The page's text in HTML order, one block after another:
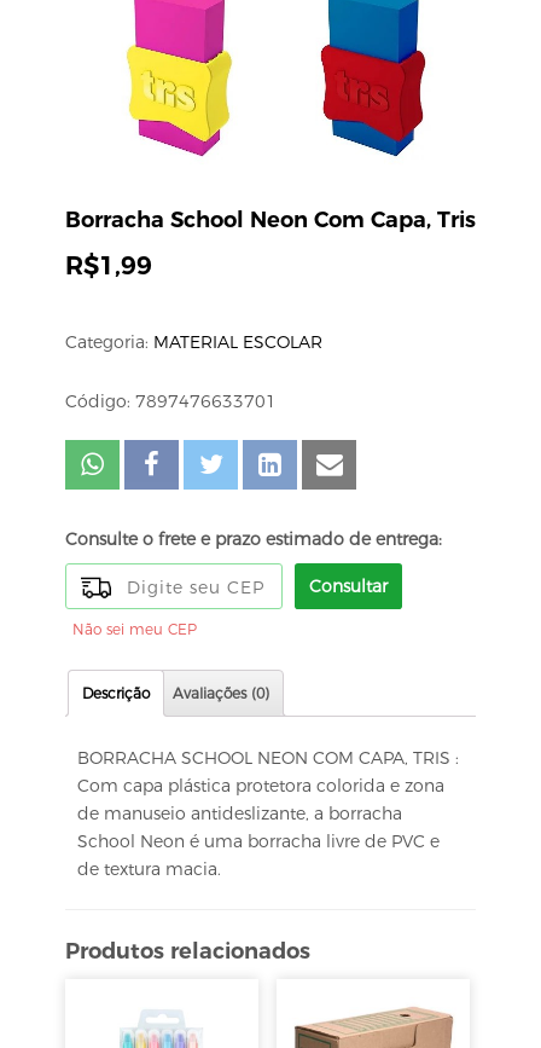
Borracha School Neon Com Capa, Tris
R$1,99
Categoria: MATERIAL ESCOLAR
Código: 7897476633701
Consulte o frete e prazo estimado de entrega:
Consultar
Não sei meu CEP
Descrição Avaliações (0)
BORRACHA SCHOOL NEON COM CAPA, TRIS :
Com capa plástica protetora colorida e zona
de manuseio antideslizante, a borracha
School Neon é uma borracha livre de PVC e
de textura macia.
Produtos relacionados